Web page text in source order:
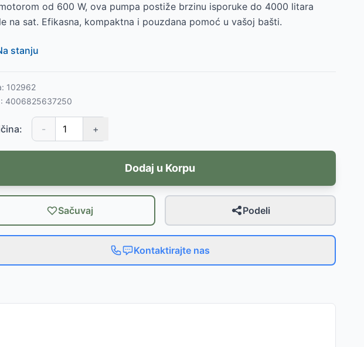
od 600 W, ova pumpa postiže brzinu isporuke do 4000 litara
na sat. Efikasna, kompaktna i pouzdana pomoć u vašoj bašti.
stanju
102962
4006825637250
- +
Dodaj u Korpu
Sačuvaj Podeli
Kontaktirajte nas